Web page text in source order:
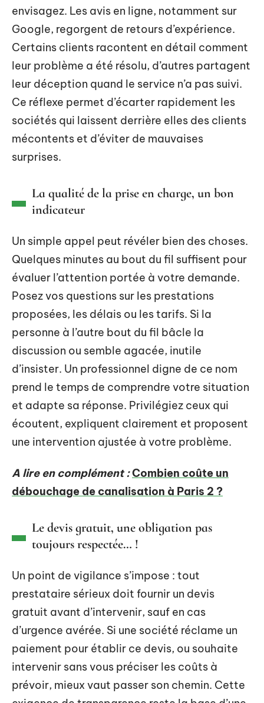
envisagez. Les avis en ligne, notamment sur
Google, regorgent de retours d’expérience.
Certains clients racontent en détail comment
leur problème a été résolu, d’autres partagent
leur déception quand le service n’a pas suivi.
Ce réflexe permet d’écarter rapidement les
sociétés qui laissent derrière elles des clients
mécontents et d’éviter de mauvaises
surprises.
La qualité de la prise en charge, un bon
indicateur
Un simple appel peut révéler bien des choses.
Quelques minutes au bout du fil suffisent pour
évaluer l’attention portée à votre demande.
Posez vos questions sur les prestations
proposées, les délais ou les tarifs. Si la
personne à l’autre bout du fil bâcle la
discussion ou semble agacée, inutile
d’insister. Un professionnel digne de ce nom
prend le temps de comprendre votre situation
et adapte sa réponse. Privilégiez ceux qui
écoutent, expliquent clairement et proposent
une intervention ajustée à votre problème.
A lire en complément :Combien coûte un
débouchage de canalisation à Paris 2 ?
Le devis gratuit, une obligation pas
toujours respectée… !
Un point de vigilance s’impose : tout
prestataire sérieux doit fournir un devis
gratuit avant d’intervenir, sauf en cas
d’urgence avérée. Si une société réclame un
paiement pour établir ce devis, ou souhaite
intervenir sans vous préciser les coûts à
prévoir, mieux vaut passer son chemin. Cette